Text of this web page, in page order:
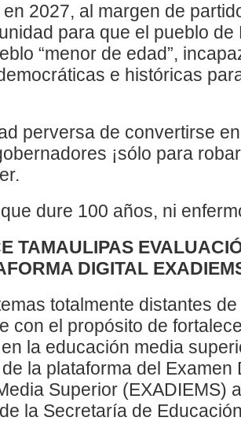
2027, al margen de
para que el pueblo
“menor de edad”,
e históricas
perversa de convertirse
¡sólo para
dure 100 años, ni
TAMAULIPAS
DIGITAL
totalmente distantes
con el propósito de
la educación media
la plataforma del Examen
Superior (EXADIEMS)
la Secretaría de